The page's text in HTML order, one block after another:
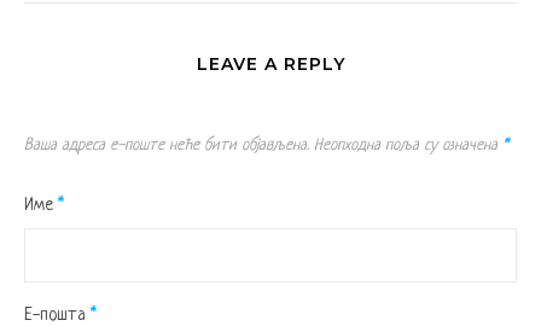
LEAVE A REPLY
Ваша адреса е-поште неће бити објављена. Неопходна поља су означена *
Име *
Е-пошта *